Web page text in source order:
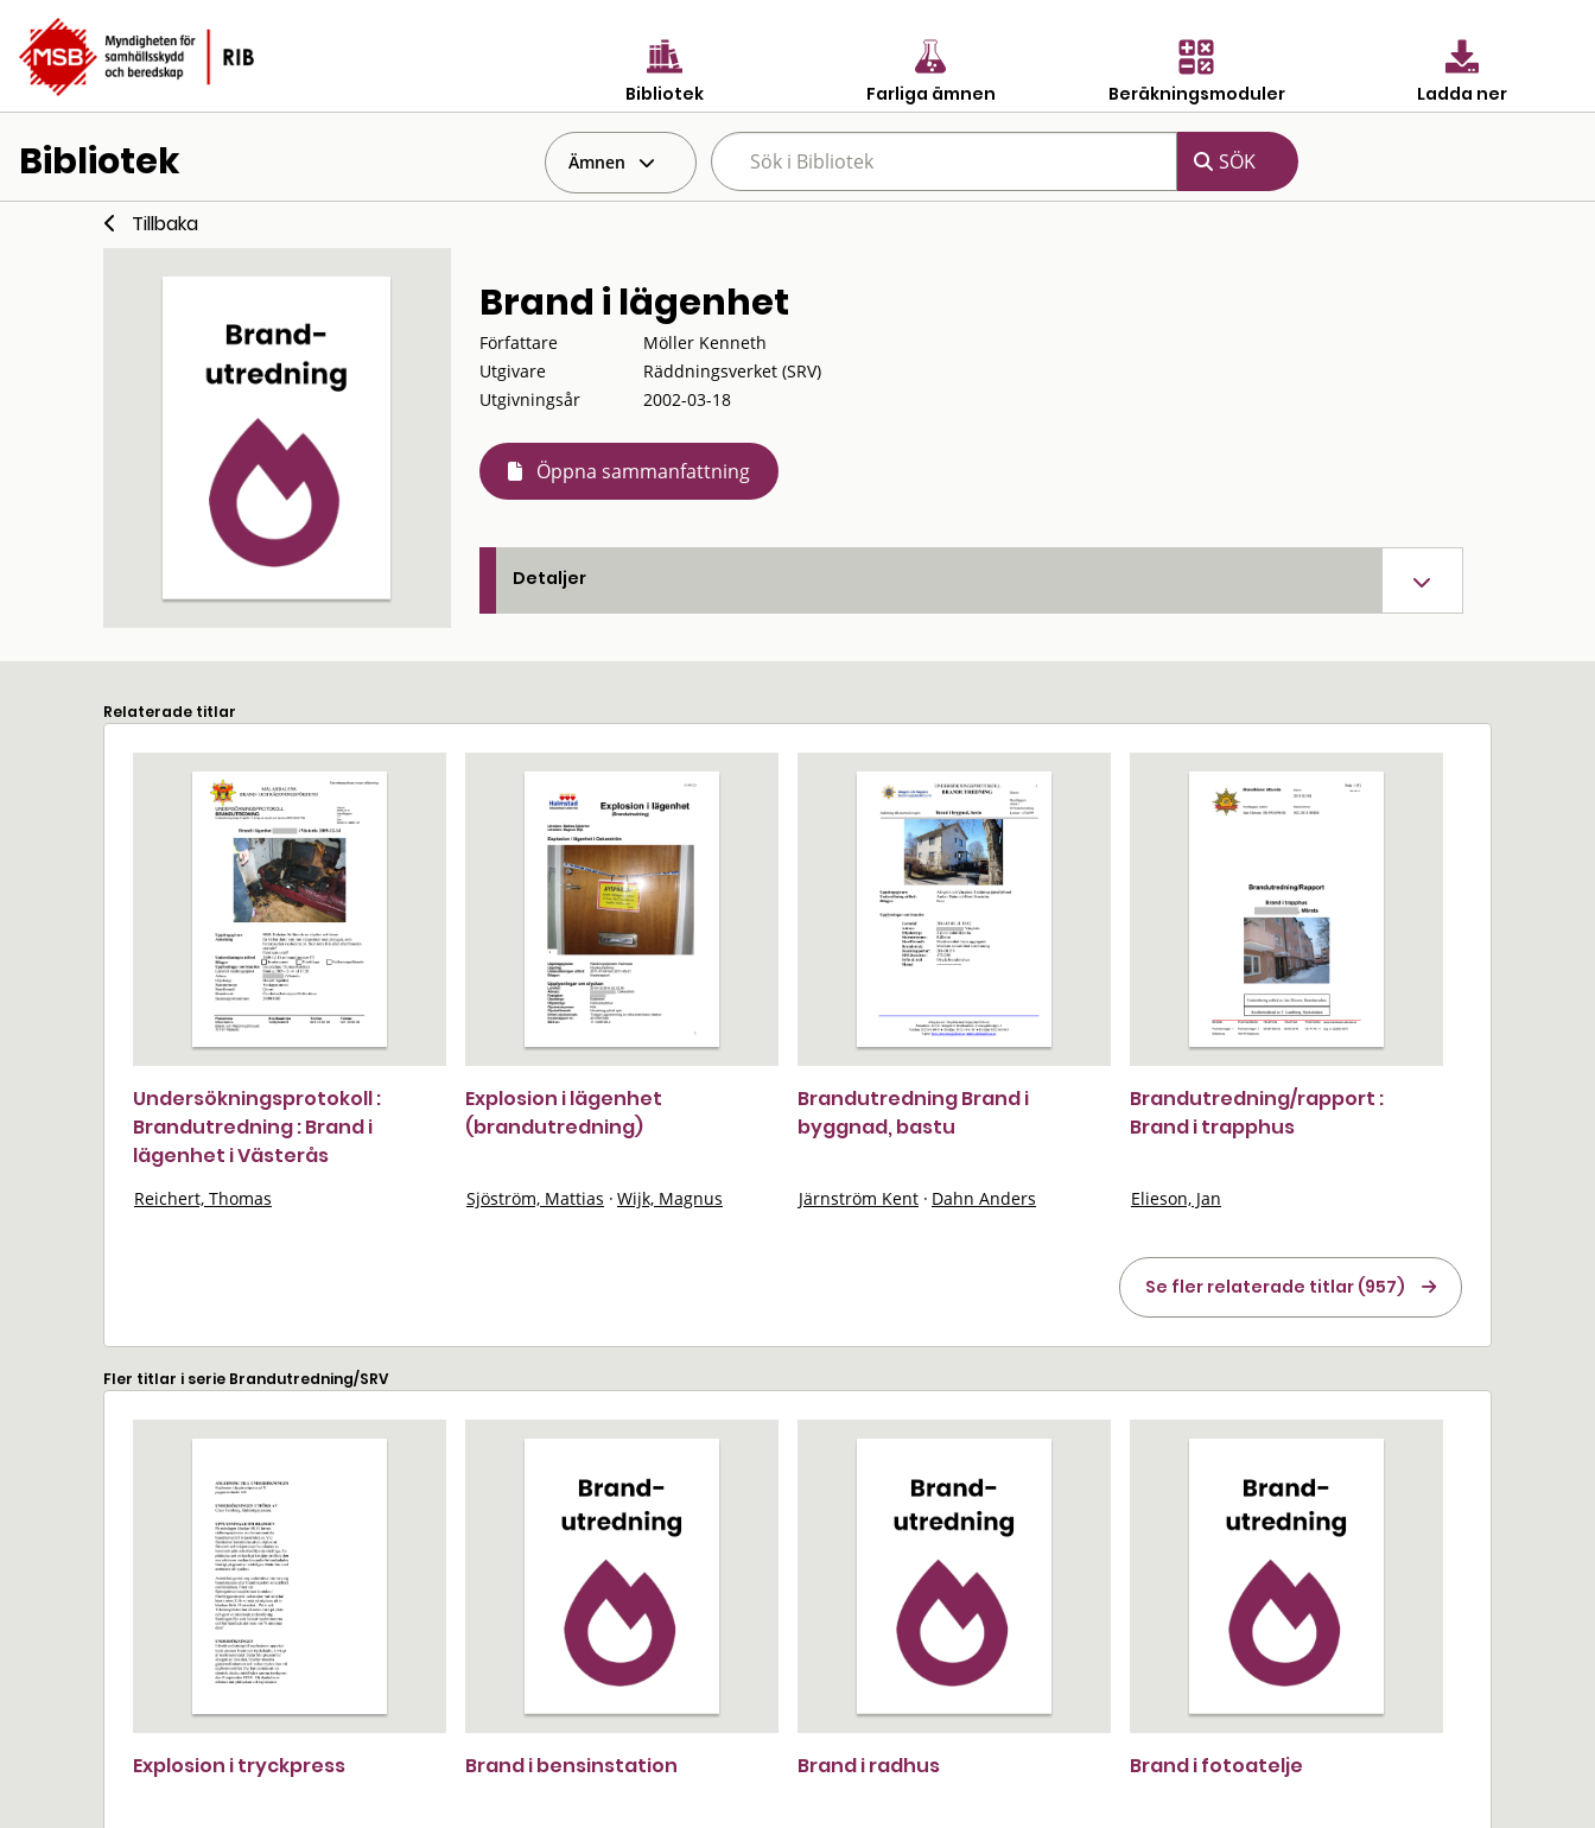
Bibliotek Farliga ämnen Beräkningsmoduler Ladda ner
Bibliotek Ämnen
Tillbaka
Brand i lägenhet
Författare
Möller Kenneth
Utgivare
Räddningsverket (SRV)
Utgivningsår
2002-03-18
Öppna sammanfattning
Detaljer
Relaterade titlar
Undersökningsprotokoll :
Brandutredning : Brand i
lägenhet i Västerås
Reichert, Thomas
Explosion i lägenhet
(brandutredning)
Sjöström, Mattias · Wijk, Magnus
Brandutredning Brand i
byggnad, bastu
Järnström Kent · Dahn Anders
Brandutredning/rapport :
Brand i trapphus
Elieson, Jan
Se fler relaterade titlar (957)
Fler titlar i serie Brandutredning/SRV
Explosion i tryckpress Brand i bensinstation Brand i radhus Brand i fotoatelje